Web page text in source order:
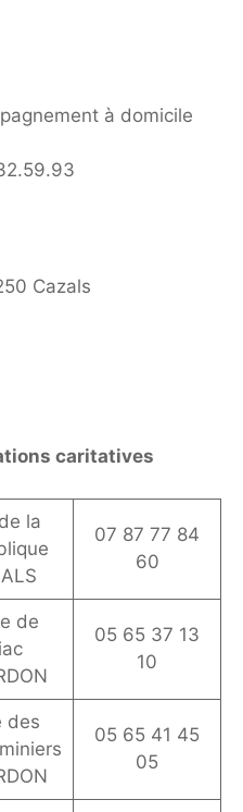
à domicile
Cazals
caritatives
la
07 87 77 84
60
de
05 65 37 13
10
des
05 65 41 45
05